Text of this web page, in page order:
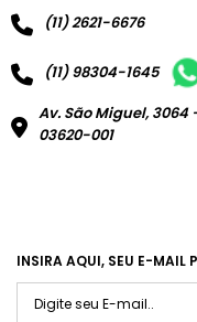
(11) 2621-6676
(11) 98304-1645
Av. São Miguel, 3064
03620-001
INSIRA AQUI, SEU E-MAIL